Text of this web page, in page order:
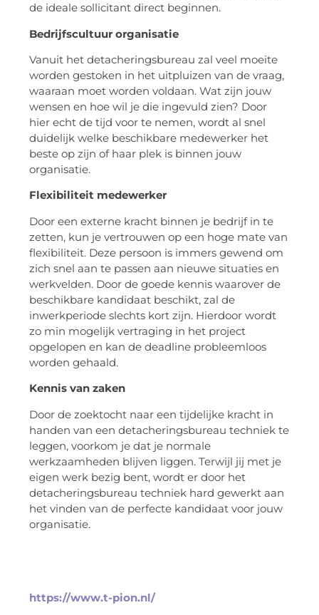
de ideale sollicitant direct beginnen.
Bedrijfscultuur organisatie
Vanuit het detacheringsbureau zal veel moeite
worden gestoken in het uitpluizen van de vraag,
waaraan moet worden voldaan. Wat zijn jouw
wensen en hoe wil je die ingevuld zien? Door
hier echt de tijd voor te nemen, wordt al snel
duidelijk welke beschikbare medewerker het
beste op zijn of haar plek is binnen jouw
organisatie.
Flexibiliteit medewerker
Door een externe kracht binnen je bedrijf in te
zetten, kun je vertrouwen op een hoge mate van
flexibiliteit. Deze persoon is immers gewend om
zich snel aan te passen aan nieuwe situaties en
werkvelden. Door de goede kennis waarover de
beschikbare kandidaat beschikt, zal de
inwerkperiode slechts kort zijn. Hierdoor wordt
zo min mogelijk vertraging in het project
opgelopen en kan de deadline probleemloos
worden gehaald.
Kennis van zaken
Door de zoektocht naar een tijdelijke kracht in
handen van een detacheringsbureau techniek te
leggen, voorkom je dat je normale
werkzaamheden blijven liggen. Terwijl jij met je
eigen werk bezig bent, wordt er door het
detacheringsbureau techniek hard gewerkt aan
het vinden van de perfecte kandidaat voor jouw
organisatie.
https://www.t-pion.nl/